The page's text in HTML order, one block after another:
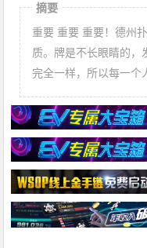
摘要
重要 重要 重要！德州
质。牌是不长眼睛的，
完全一样，所以每一个